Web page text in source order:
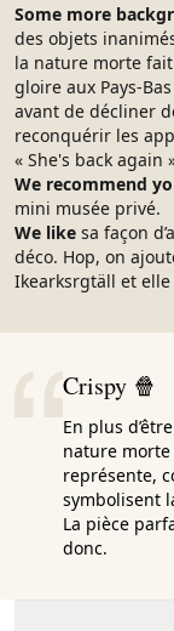
Some more
des objets
la nature morte
gloire aux Pays-
avant de décliner
reconquérir les
« She's back again
We recommend
mini musée privé.
We like sa façon
déco. Hop, on
Ikearksrgtäll et
Crispy 🍿
En plus
nature morte
représente,
symbolisent
La pièce
donc.